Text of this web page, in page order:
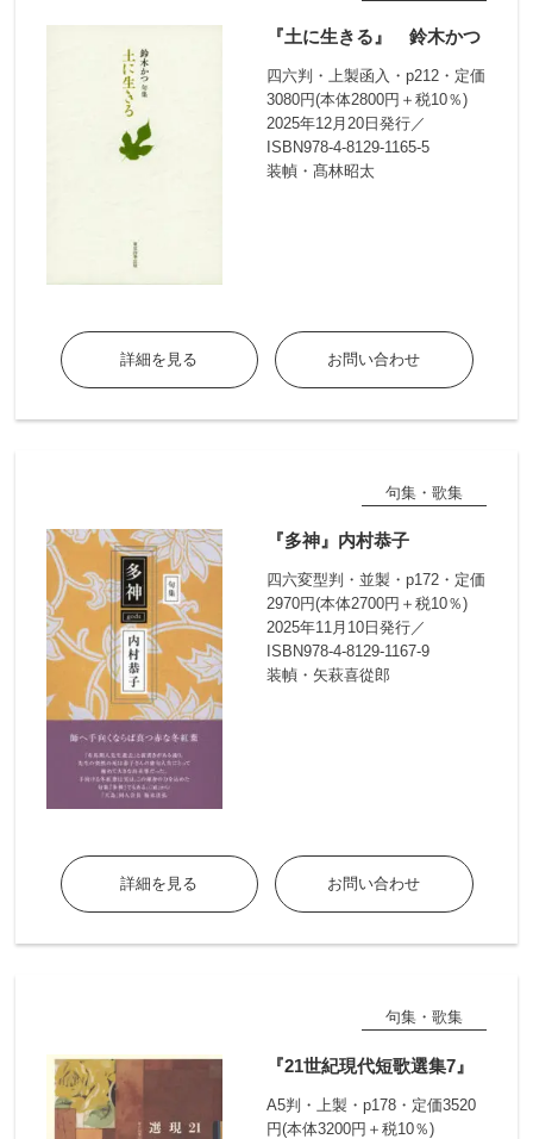
『土に生きる』 鈴木かつ
四六判・上製函入・p212・定価
3080円(本体2800円＋税10％)
2025年12月20日発行／
ISBN978-4-8129-1165-5
装幀・髙林昭太
詳細を見る お問い合わせ
句集・歌集
『多神』内村恭子
四六変型判・並製・p172・定価
2970円(本体2700円＋税10％)
2025年11月10日発行／
ISBN978-4-8129-1167-9
装幀・矢萩喜從郎
詳細を見る お問い合わせ
句集・歌集
『21世紀現代短歌選集7』
A5判・上製・p178・定価3520
円(本体3200円＋税10％)